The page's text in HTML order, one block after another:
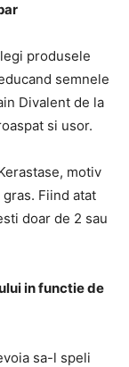
produsele
semnele
Divalent de la
si usor.
motiv
Fiind atat
doar de 2 sau
in functie de
sa-l speli